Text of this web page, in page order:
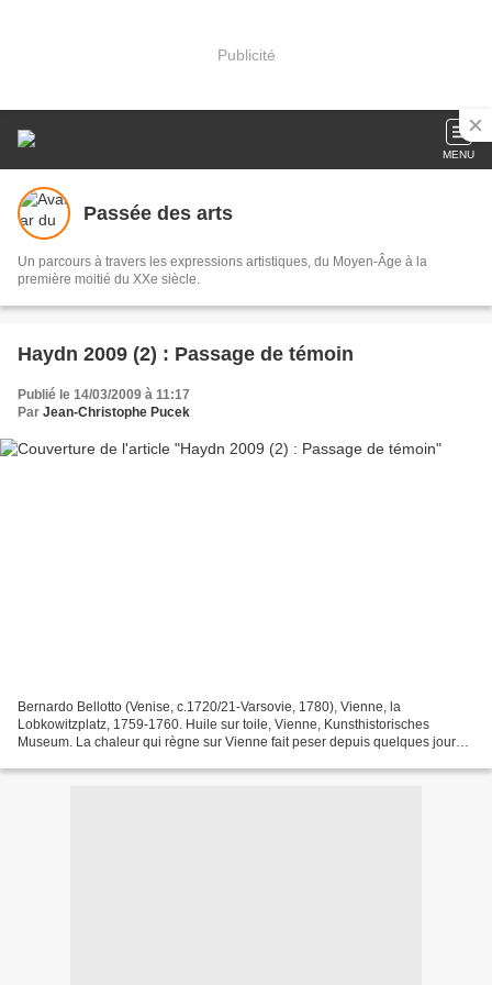
Publicité
MENU
Passée des arts
Un parcours à travers les expressions artistiques, du Moyen-Âge à la
première moitié du XXe siècle.
Haydn 2009 (2) : Passage de témoin
Publié le 14/03/2009 à 11:17
Par Jean-Christophe Pucek
Bernardo Bellotto (Venise, c.1720/21-Varsovie, 1780), Vienne, la
Lobkowitzplatz, 1759-1760. Huile sur toile, Vienne, Kunsthistorisches
Museum. La chaleur qui règne sur Vienne fait peser depuis quelques jours